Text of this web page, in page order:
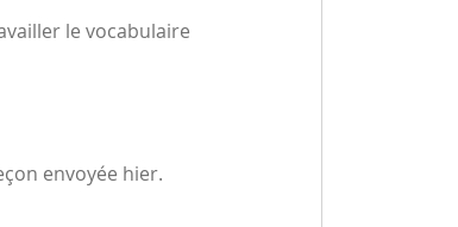
le vocabulaire
envoyée hier.